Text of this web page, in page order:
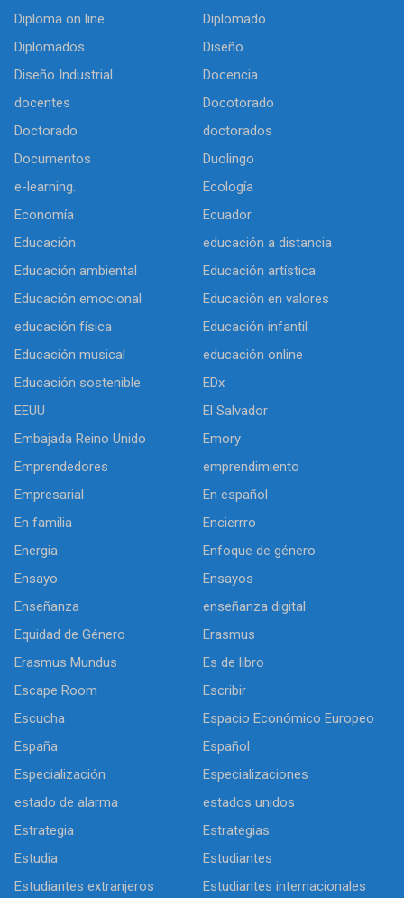
Diploma on line
Diplomado
Diplomados
Diseño
Diseño Industrial
Docencia
docentes
Docotorado
Doctorado
doctorados
Documentos
Duolingo
e-learning.
Ecología
Economía
Ecuador
Educación
educación a distancia
Educación ambiental
Educación artística
Educación emocional
Educación en valores
educación física
Educación infantil
Educación musical
educación online
Educación sostenible
EDx
EEUU
El Salvador
Embajada Reino Unido
Emory
Emprendedores
emprendimiento
Empresarial
En español
En familia
Encierrro
Energia
Enfoque de género
Ensayo
Ensayos
Enseñanza
enseñanza digital
Equidad de Género
Erasmus
Erasmus Mundus
Es de libro
Escape Room
Escribir
Escucha
Espacio Económico Europeo
España
Español
Especialización
Especializaciones
estado de alarma
estados unidos
Estrategia
Estrategias
Estudia
Estudiantes
Estudiantes extranjeros
Estudiantes internacionales